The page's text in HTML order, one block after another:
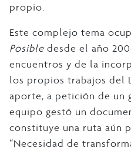
propio.
Este complejo tema
Posible desde el año
encuentros y de la
los propios trabajos del
aporte, a petición de un
equipo gestó un
constituye una ruta aún
“Necesidad de